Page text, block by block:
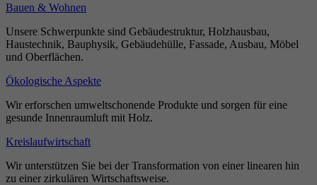
Bauen & Wohnen
Unsere Schwerpunkte sind Gebäudestruktur, Holzhausbau,
Haustechnik, Bauphysik, Gebäudehülle, Fassade, Ausbau, Möbel
und Oberflächen.
Ökologische Aspekte
Wir erforschen umweltschonende Produkte und sorgen für eine
gesunde Innenraumluft mit Holz.
Kreislaufwirtschaft
Wir unterstützen Sie bei der Transformation von einer linearen hin
zu einer zirkulären Wirtschaftsweise.